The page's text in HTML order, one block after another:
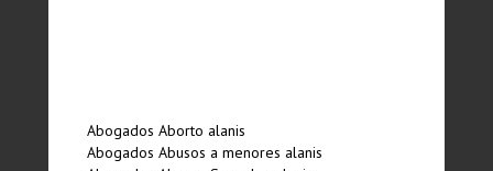
Abogados Aborto alanis
Abogados Abusos a menores alanis